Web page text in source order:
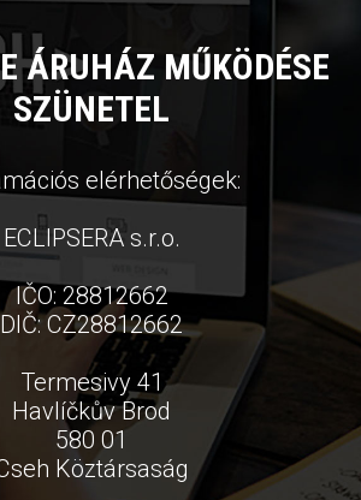
ÁRUHÁZ MŰKÖDÉSE
SZÜNETEL
elérhetőségek:
ECLIPSERA s.r.o.
IČO: 28812662
DIČ: CZ28812662
Termesivy 41
Havlíčkův Brod
580 01
Köztársaság